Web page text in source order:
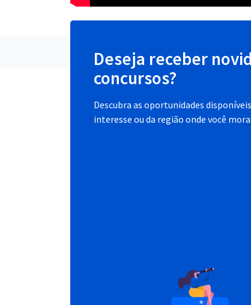
Deseja receber
concursos?
Descubra as oportunidades
interesse ou da região onde você mora.